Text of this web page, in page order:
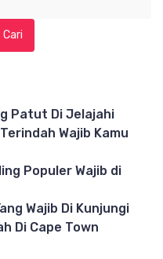
Cari
Patut Di Jelajahi
Wajib Kamu
Populer Wajib di
Wajib Di Kunjungi
Di Cape Town